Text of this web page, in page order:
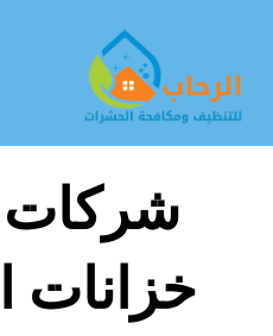
شركات
خزانات